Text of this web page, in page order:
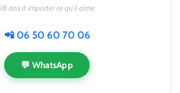
18 ans à importer ce qu'il aime
📲 06 50 60 70 06
💬 WhatsApp